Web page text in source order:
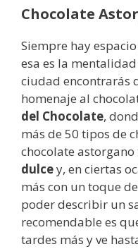
Chocolate
Siempre hay
esa es la
ciudad encontrarás
homenaje al
del Chocolate,
más de 50 tipos de
chocolate astorgano
dulcey, en ciertas
más con un toque
poder describir un
recomendable es
tardes más y ve